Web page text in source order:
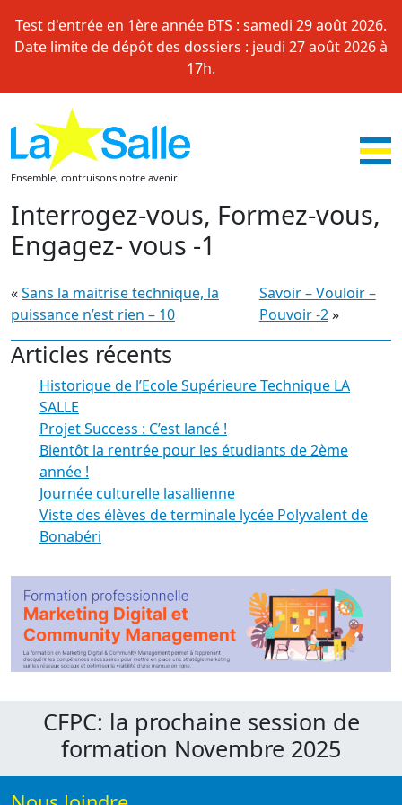
content
Test d'entrée en 1ère année BTS : samedi 29 août 2026.
Date limite de dépôt des dossiers : jeudi 27 août 2026 à
17h.
Ensemble, contruisons notre avenir
Interrogez-vous, Formez-vous,
Engagez- vous -1
«Sans la maitrise technique, la
puissance n’est rien – 10
Savoir – Vouloir –
Pouvoir -2»
Articles récents
Historique de l’Ecole Supérieure Technique LA
SALLE
Projet Success : C’est lancé !
Bientôt la rentrée pour les étudiants de 2ème
année !
Journée culturelle lasallienne
Viste des élèves de terminale lycée Polyvalent de
Bonabéri
CFPC: la prochaine session de
formation Novembre 2025